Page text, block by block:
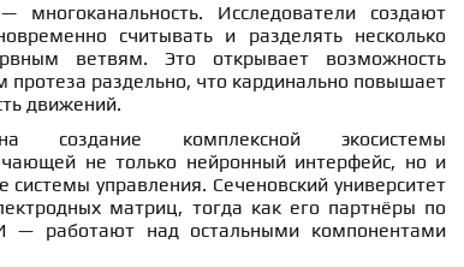
многоканальность. Исследователи создают
считывать и разделять несколько
ветвям. Это открывает возможность
раздельно, что кардинально повышает
движений.
создание комплексной экосистемы
не только нейронный интерфейс, но и
системы управления. Сеченовский университет
матриц, тогда как его партнёры по
работают над остальными компонентами